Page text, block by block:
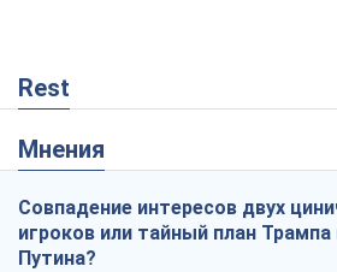
Rest
Мнения
Совпадение интересов двух
игроков или тайный план Трампа
Путина?